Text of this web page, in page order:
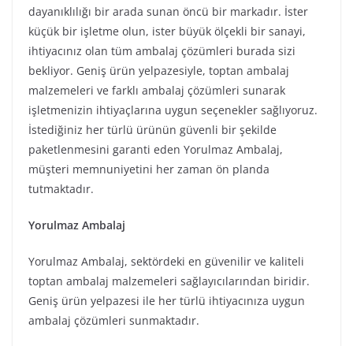
dayanıklılığı bir arada sunan öncü bir markadır. İster
küçük bir işletme olun, ister büyük ölçekli bir sanayi,
ihtiyacınız olan tüm ambalaj çözümleri burada sizi
bekliyor. Geniş ürün yelpazesiyle, toptan ambalaj
malzemeleri ve farklı ambalaj çözümleri sunarak
işletmenizin ihtiyaçlarına uygun seçenekler sağlıyoruz.
İstediğiniz her türlü ürünün güvenli bir şekilde
paketlenmesini garanti eden Yorulmaz Ambalaj,
müşteri memnuniyetini her zaman ön planda
tutmaktadır.
Yorulmaz Ambalaj
Yorulmaz Ambalaj, sektördeki en güvenilir ve kaliteli
toptan ambalaj malzemeleri sağlayıcılarından biridir.
Geniş ürün yelpazesi ile her türlü ihtiyacınıza uygun
ambalaj çözümleri sunmaktadır.